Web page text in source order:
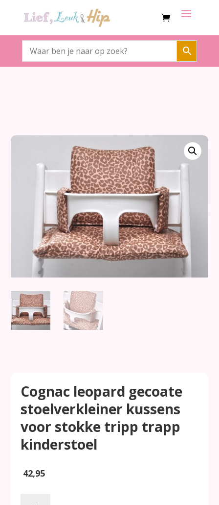
Cognac leopard gecoate
stoelverkleiner kussens
voor stokke tripp trapp
kinderstoel
42,95